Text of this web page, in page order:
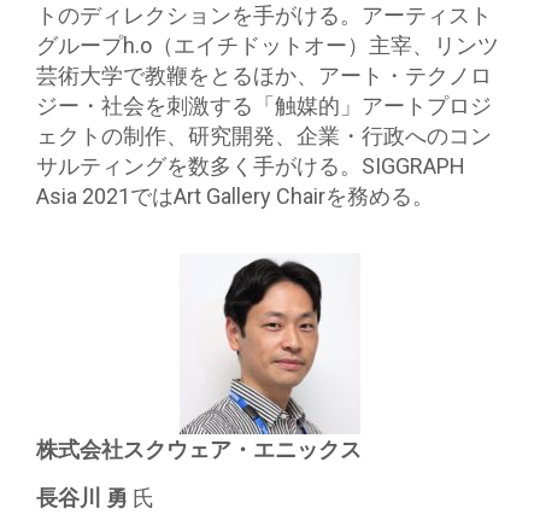
トのディレクションを手がける。アーティスト
グループh.o（エイチドットオー）主宰、リンツ
芸術大学で教鞭をとるほか、アート・テクノロ
ジー・社会を刺激する「触媒的」アートプロジ
ェクトの制作、研究開発、企業・行政へのコン
サルティングを数多く手がける。SIGGRAPH
Asia 2021ではArt Gallery Chairを務める。
株式会社スクウェア・エニックス
長谷川 勇 氏